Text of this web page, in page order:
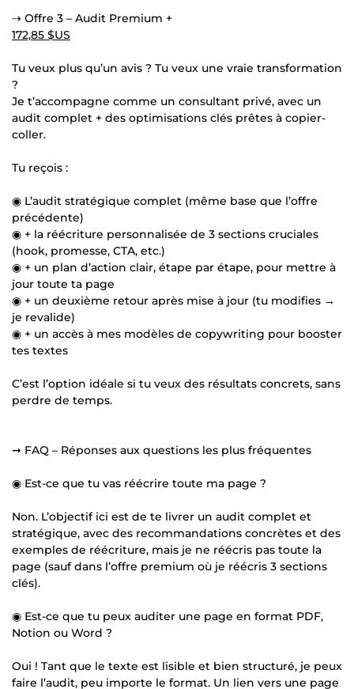
⇢ Offre 3 – Audit Premium +
172,85 $US
Tu veux plus qu’un avis ? Tu veux une vraie transformation
?
Je t’accompagne comme un consultant privé, avec un
audit complet + des optimisations clés prêtes à copier-
coller.
Tu reçois :
◉ L’audit stratégique complet (même base que l’offre
précédente)
◉ + la réécriture personnalisée de 3 sections cruciales
(hook, promesse, CTA, etc.)
◉ + un plan d’action clair, étape par étape, pour mettre à
jour toute ta page
◉ + un deuxième retour après mise à jour (tu modifies →
je revalide)
◉ + un accès à mes modèles de copywriting pour booster
tes textes
C’est l’option idéale si tu veux des résultats concrets, sans
perdre de temps.
➞ FAQ – Réponses aux questions les plus fréquentes
◉ Est-ce que tu vas réécrire toute ma page ?
Non. L’objectif ici est de te livrer un audit complet et
stratégique, avec des recommandations concrètes et des
exemples de réécriture, mais je ne réécris pas toute la
page (sauf dans l’offre premium où je réécris 3 sections
clés).
◉ Est-ce que tu peux auditer une page en format PDF,
Notion ou Word ?
Oui ! Tant que le texte est lisible et bien structuré, je peux
faire l’audit, peu importe le format. Un lien vers une page